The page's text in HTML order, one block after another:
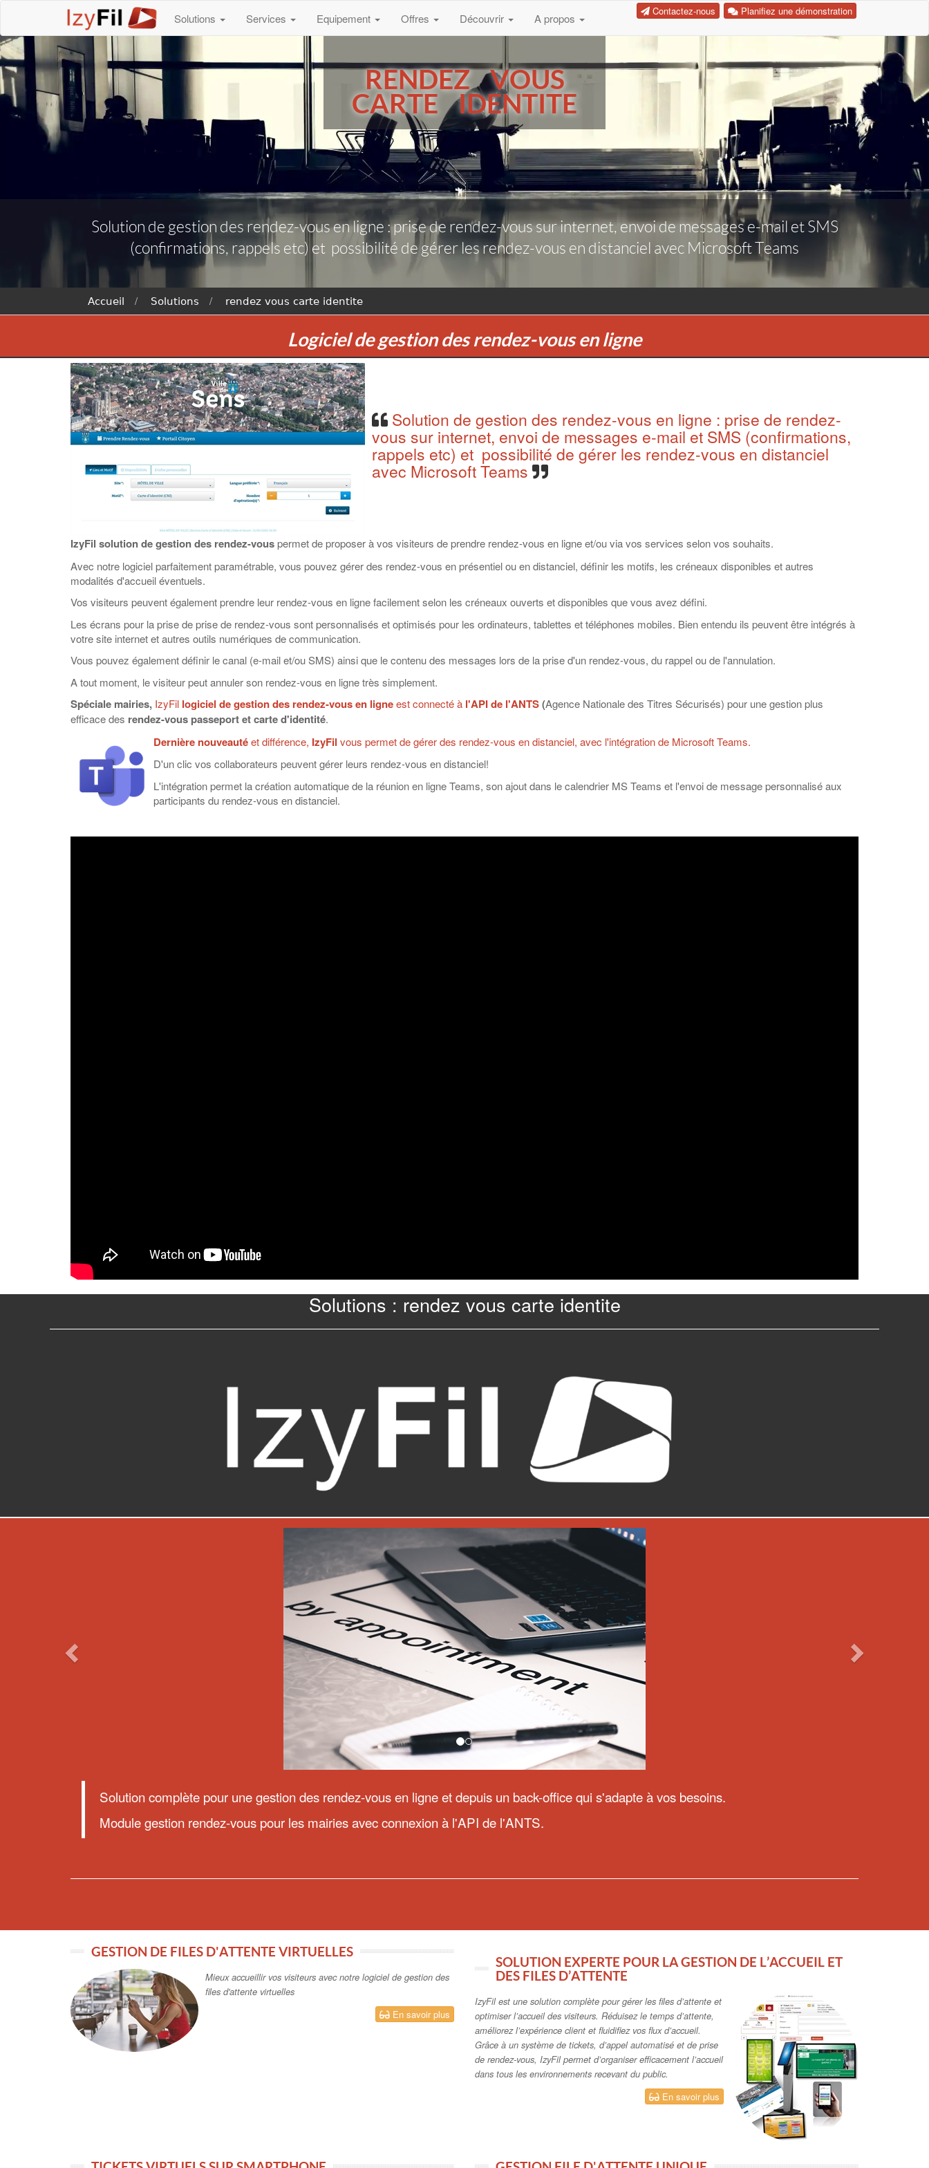
Planifiez une démonstration
Contactez-nous
Solutions Services Equipement Offres Découvrir A propos
RENDEZ VOUS
CARTE IDENTITE
Solution de gestion des rendez-vous en ligne : prise de rendez-vous sur internet, envoi de messages e-mail et SMS
(confirmations, rappels etc) et possibilité de gérer les rendez-vous en distanciel avec Microsoft Teams
Accueil Solutions rendez vous carte identite
Logiciel de gestion des rendez-vous en ligne
Solution de gestion des rendez-vous en ligne : prise de rendez-
vous sur internet, envoi de messages e-mail et SMS (confirmations,
rappels etc) et possibilité de gérer les rendez-vous en distanciel
avec Microsoft Teams
IzyFil solution de gestion des rendez-vouspermet de proposer à vos visiteurs de prendre rendez-vous en ligne et/ou via vos services selon vos souhaits.
Avec notre logiciel parfaitement paramétrable, vous pouvez gérer des rendez-vous en présentiel ou en distanciel, définir les motifs, les créneaux disponibles et autres
modalités d'accueil éventuels.
Vos visiteurs peuvent également prendre leur rendez-vous en ligne facilement selon les créneaux ouverts et disponibles que vous avez défini.
Les écrans pour la prise de prise de rendez-vous sont personnalisés et optimisés pour les ordinateurs, tablettes et téléphones mobiles. Bien entendu ils peuvent être intégrés à
votre site internet et autres outils numériques de communication.
Vous pouvez également définir le canal (e-mail et/ou SMS) ainsi que le contenu des messages lors de la prise d'un rendez-vous, du rappel ou de l'annulation.
A tout moment, le visiteur peut annuler son rendez-vous en ligne très simplement.
Spéciale mairies, IzyFil logiciel de gestion des rendez-vous en ligneest connecté à l'API de l'ANTS(Agence Nationale des Titres Sécurisés) pour une gestion plus
efficace des rendez-vous passeport et carte d'identité.
Dernière nouveautéet différence, IzyFil vous permet de gérer des rendez-vous en distanciel, avec l'intégration de Microsoft Teams.
D'un clic vos collaborateurs peuvent gérer leurs rendez-vous en distanciel!
L'intégration permet la création automatique de la réunion en ligne Teams, son ajout dans le calendrier MS Teams et l'envoi de message personnalisé aux
participants du rendez-vous en distanciel.
Solutions : rendez vous carte identite
Solution complète pour une gestion des rendez-vous en ligne et depuis un back-office qui s'adapte à vos besoins.
Module gestion rendez-vous pour les mairies avec connexion à l'API de l'ANTS.
GESTION DE FILES D'ATTENTE VIRTUELLES
Mieux accueillir vos visiteurs avec notre logiciel de gestion des
files d'attente virtuelles
En savoir plus
SOLUTION EXPERTE POUR LA GESTION DE L’ACCUEIL ET
DES FILES D’ATTENTE
IzyFil est une solution complète pour gérer les files d’attente et
optimiser l’accueil des visiteurs. Réduisez le temps d’attente,
améliorez l’expérience client et fluidifiez vos flux d’accueil.
Grâce à un système de tickets, d’appel automatisé et de prise
de rendez-vous, IzyFil permet d’organiser efficacement l’accueil
dans tous les environnements recevant du public.
En savoir plus